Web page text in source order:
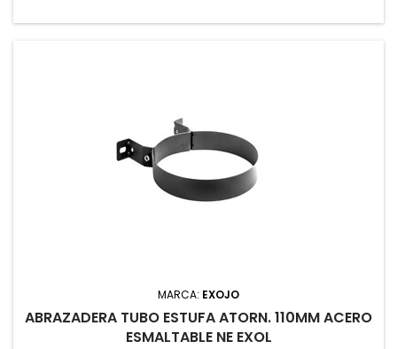
MARCA: EXOJO
ABRAZADERA TUBO ESTUFA ATORN. 110MM ACERO
ESMALTABLE NE EXOL